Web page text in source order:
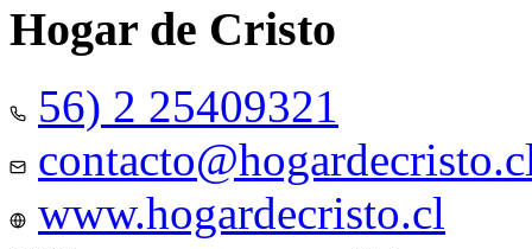
Hogar de Cristo
56) 2 25409321
www.hogardecristo.cl